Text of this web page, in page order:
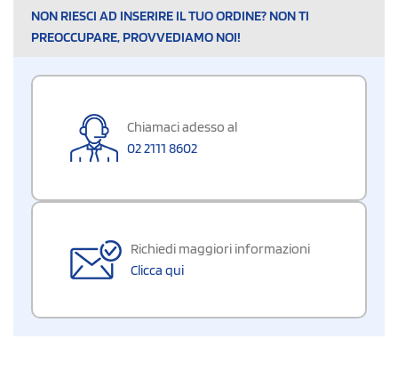
NON RIESCI AD INSERIRE IL TUO ORDINE? NON TI
PREOCCUPARE, PROVVEDIAMO NOI!
Chiamaci adesso al
02 2111 8602
Richiedi maggiori informazioni
Clicca qui